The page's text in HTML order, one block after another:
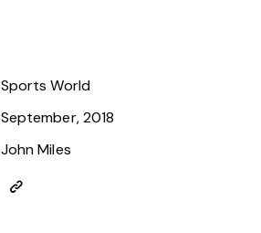
Sports World
September, 2018
John Miles